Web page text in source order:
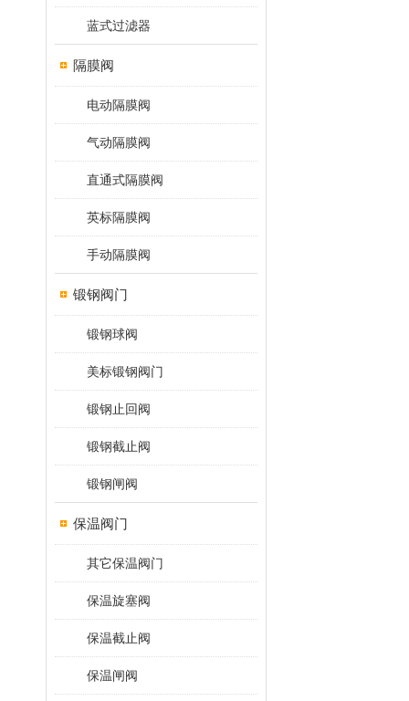
蓝式过滤器
隔膜阀
电动隔膜阀
气动隔膜阀
直通式隔膜阀
英标隔膜阀
手动隔膜阀
锻钢阀门
锻钢球阀
美标锻钢阀门
锻钢止回阀
锻钢截止阀
锻钢闸阀
保温阀门
其它保温阀门
保温旋塞阀
保温截止阀
保温闸阀